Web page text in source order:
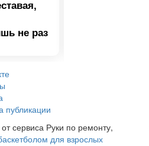
не раз
публикации
от сервиса Руки по ремонту,
для взрослых